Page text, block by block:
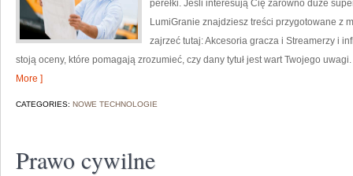
perełki. Jeśli interesują Cię zarówno duże
LumiGranie znajdziesz treści przygotowane z
zajrzeć tutaj: Akcesoria gracza i Streamerzy i
stoją oceny, które pomagają zrozumieć, czy dany tytuł jest wart Twojego
More ]
CATEGORIES: NOWE TECHNOLOGIE
Prawo cywilne